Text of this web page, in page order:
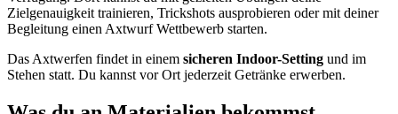
Zielgenauigkeit trainieren, Trickshots ausprobieren oder mit deiner
Begleitung einen Axtwurf Wettbewerb starten.
Das Axtwerfen findet in einem sicheren Indoor-Setting und im
Stehen statt. Du kannst vor Ort jederzeit Getränke erwerben.